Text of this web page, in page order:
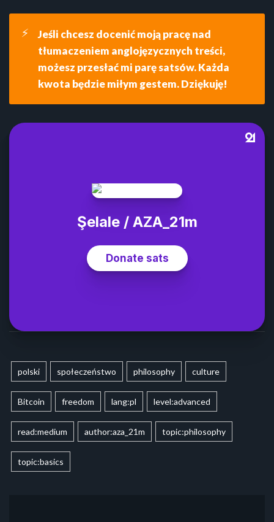
⚡
Jeśli chcesz docenić moją pracę nad
tłumaczeniem anglojęzycznych treści,
możesz przesłać mi parę satsów. Każda
kwota będzie miłym gestem. Dziękuję!
polski społeczeństwo philosophy culture
Bitcoin freedom lang:pl level:advanced
read:medium author:aza_21m topic:philosophy
topic:basics